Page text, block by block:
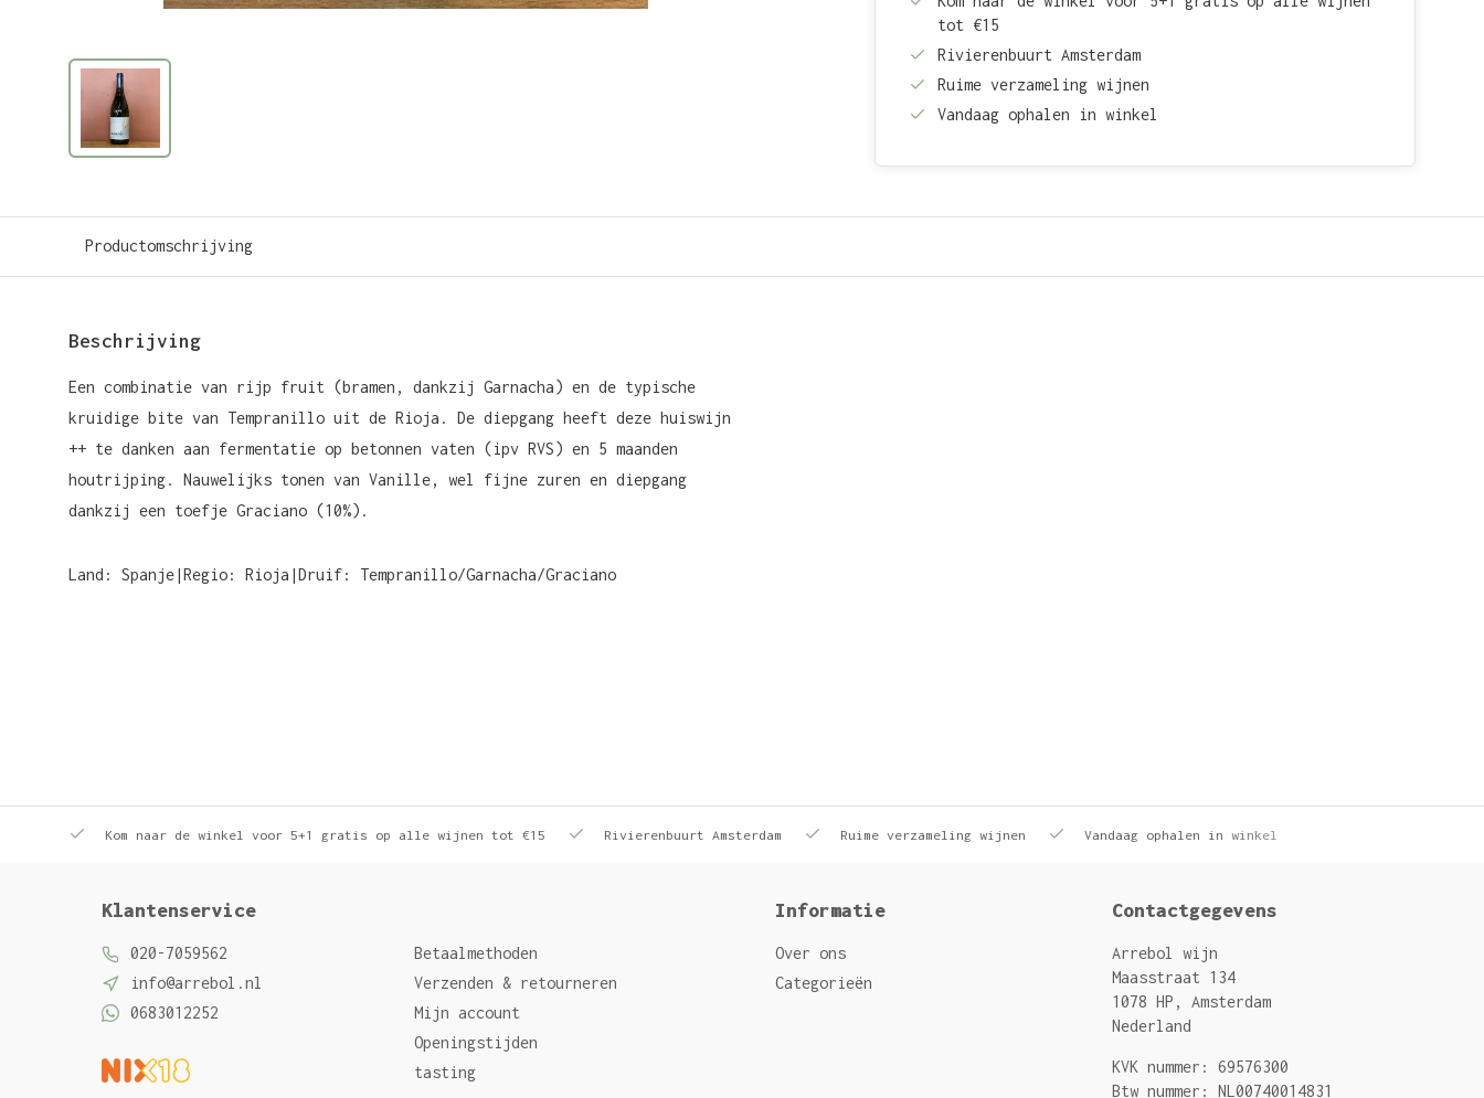
tot €15
Rivierenbuurt Amsterdam
Ruime verzameling wijnen
Vandaag ophalen in winkel
Productomschrijving
Beschrijving
Een combinatie van rijp fruit (bramen, dankzij Garnacha) en de typische
kruidige bite van Tempranillo uit de Rioja. De diepgang heeft deze huiswijn
++ te danken aan fermentatie op betonnen vaten (ipv RVS) en 5 maanden
houtrijping. Nauwelijks tonen van Vanille, wel fijne zuren en diepgang
dankzij een toefje Graciano (10%).
Land: Spanje|Regio: Rioja|Druif: Tempranillo/Garnacha/Graciano
Kom naar de winkel voor 5+1 gratis op alle wijnen tot €15 Rivierenbuurt Amsterdam Ruime verzameling wijnen Vandaag ophalen in winkel
Klantenservice
020-7059562
info@arrebol.nl
0683012252
Betaalmethoden
Verzenden & retourneren
Mijn account
Openingstijden
tasting
Informatie
Over ons
Categorieën
Contactgegevens
Arrebol wijn
Maasstraat 134
1078 HP, Amsterdam
Nederland
KVK nummer: 69576300
Btw nummer: NL00740014831